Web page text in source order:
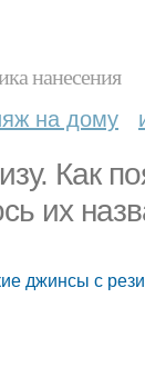
нанесения
на дому
Как
их
джинсы с